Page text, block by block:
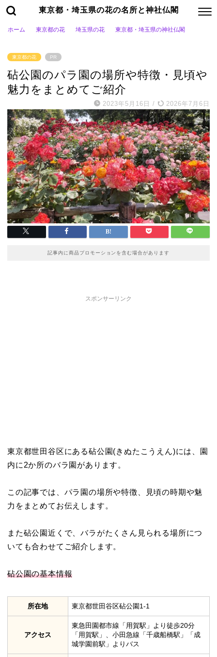
東京都・埼玉県の花の名所と神社仏閣
ホーム 東京都の花 埼玉県の花 東京都・埼玉県の神社仏閣
東京都の花 PR
砧公園のパラ園の場所や特徴・見頃や
魅力をまとめてご紹介
2023年5月16日 / 2026年7月6日
記事内に商品プロモーションを含む場合があります
スポンサーリンク
東京都世田谷区にある砧公園(きぬたこうえん)には、園
内に2か所のバラ園があります。
この記事では、パラ園の場所や特徴、見頃の時期や魅
力をまとめてお伝えします。
また砧公園近くで、バラがたくさん見られる場所につ
いても合わせてご紹介します。
砧公園の基本情報
所在地 東京都世田谷区砧公園1-1
アクセス
東急田園都市線「用賀駅」より徒歩20分
「用賀駅」、小田急線「千歳船橋駅」「成
城学園前駅」よりバス